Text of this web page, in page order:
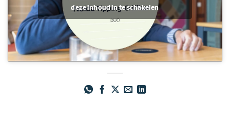
deze inhoud in te schakelen